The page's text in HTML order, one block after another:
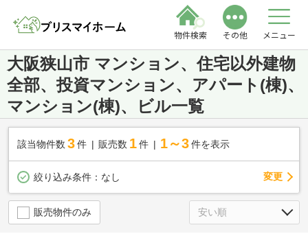
物件検索 その他 メニュー
大阪狭山市 マンション、住宅以外建物
全部、投資マンション、アパート(棟)、
マンション(棟)、ビル一覧
該当物件数 3件 販売数 1 件 1～3 件を表示
絞り込み条件： なし 変更
販売物件のみ